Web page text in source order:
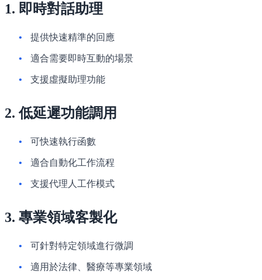
1. 即時對話助理
提供快速精準的回應
適合需要即時互動的場景
支援虛擬助理功能
2. 低延遲功能調用
可快速執行函數
適合自動化工作流程
支援代理人工作模式
3. 專業領域客製化
可針對特定領域進行微調
適用於法律、醫療等專業領域